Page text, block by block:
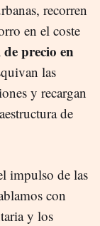
recorren
en el coste
precio en
las
y recargan
de
impulso de las
con
y los